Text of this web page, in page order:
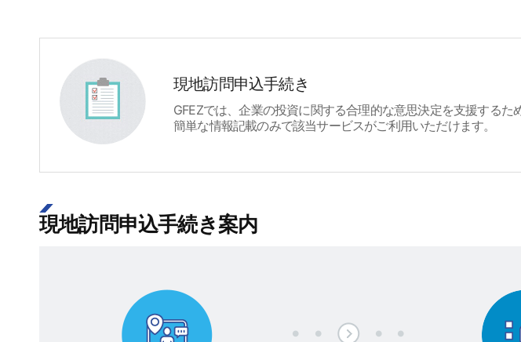
現地訪問申込手続き
GFEZでは、企業の投資に関する合理的な意思決定を支援する
簡単な情報記載のみで該当サービスがご利用いただけます。
現地訪問申込手続き案内